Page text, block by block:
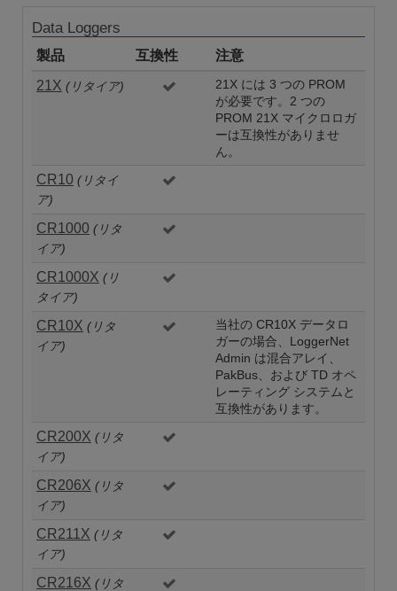
Data Loggers
製品 互換性
注意
21X (リタイア)
21X には 3 つの PROM
が必要です。2 つの
PROM 21X マイクロロガ
ーは互換性がありませ
ん。
CR10 (リタイ
ア)
CR1000 (リタ
イア)
CR1000X (リ
タイア)
CR10X (リタ
イア)
当社の CR10X データロ
ガーの場合、LoggerNet
Admin は混合アレイ、
PakBus、および TD オペ
レーティング システムと
互換性があります。
CR200X (リタ
イア)
CR206X (リタ
イア)
CR211X (リタ
イア)
CR216X (リタ